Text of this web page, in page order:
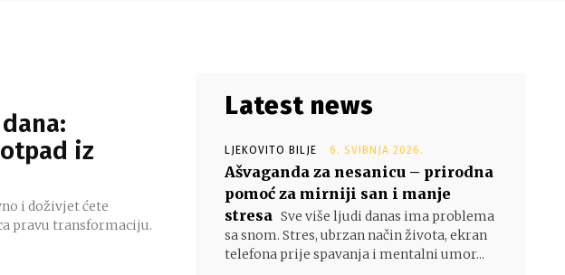
iz
i doživjet ćete
pravu transformaciju.
Latest news
LJEKOVITO BILJE 6. SVIBNJA 2026.
Ašvaganda za nesanicu – prirodna
pomoć za mirniji san i manje
stresa Sve više ljudi danas ima problema
sa snom. Stres, ubrzan način života, ekran
telefona prije spavanja i mentalni umor...